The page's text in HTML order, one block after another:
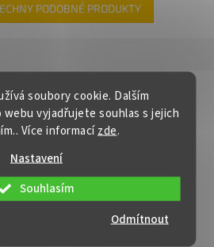
soubory cookie. Dalším
vyjadřujete souhlas s jejich
Více informacízde.
Nastavení
Odmítnout
Souhlasím
med, marmelády, džemy, maso,
paštiky nebo nakládanou
✅Široce využitelná zavařovací
✅ Twist Off šroubový uzávěr
uzavřete rukou
✅ Různá víčka TO 82 ke sklenici
objednejte
✅ Jako dělaná pro paštiky,
PODOBNÉ PRODUKTY
ml MAYO / MAJO
269 ml Twist MAYO / MAJO
pro každého, kdo se věnuje
jsou ideálními pro zavařování ovoce a
suchých surovin, medu nebo
i pro domácí masné výrobky,